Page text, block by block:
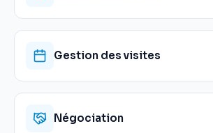
Gestion des visites
Négociation